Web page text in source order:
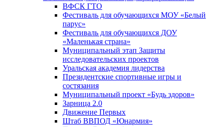
ВФСК ГТО
Фестиваль для обучающихся МОУ «Белый
парус»
Фестиваль для обучающихся ДОУ
«Маленькая страна»
Муниципальный этап Защиты
исследовательских проектов
Уральская академия лидерства
Президентские спортивные игры и
состязания
Муниципальный проект «Будь здоров»
Зарница 2.0
Движение Первых
Штаб ВВПОД «Юнармия»